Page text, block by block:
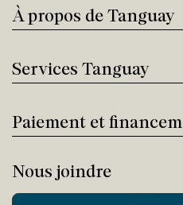
À propos de Tanguay
Services Tanguay
Paiement et
Nous joindre